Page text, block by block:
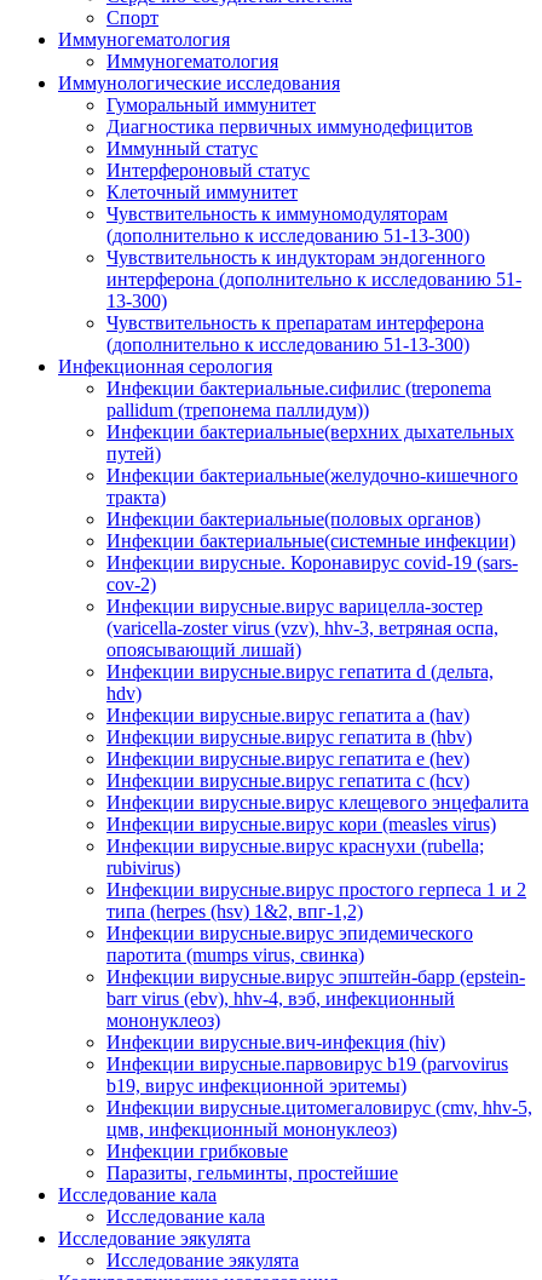
Спорт
Иммуногематология
Иммуногематология
Иммунологические исследования
Гуморальный иммунитет
Диагностика первичных иммунодефицитов
Иммунный статус
Интерфероновый статус
Клеточный иммунитет
Чувствительность к иммуномодуляторам
(дополнительно к исследованию 51-13-300)
Чувствительность к индукторам эндогенного
интерферона (дополнительно к исследованию 51-
13-300)
Чувствительность к препаратам интерферона
(дополнительно к исследованию 51-13-300)
Инфекционная серология
Инфекции бактериальные.сифилис (treponema
pallidum (трепонема паллидум))
Инфекции бактериальные(верхних дыхательных
путей)
Инфекции бактериальные(желудочно-кишечного
тракта)
Инфекции бактериальные(половых органов)
Инфекции бактериальные(системные инфекции)
Инфекции вирусные. Коронавирус covid-19 (sars-
cov-2)
Инфекции вирусные.вирус варицелла-зостер
(varicella-zoster virus (vzv), hhv-3, ветряная оспа,
опоясывающий лишай)
Инфекции вирусные.вирус гепатита d (дельта,
hdv)
Инфекции вирусные.вирус гепатита а (hav)
Инфекции вирусные.вирус гепатита в (hbv)
Инфекции вирусные.вирус гепатита е (hev)
Инфекции вирусные.вирус гепатита с (hcv)
Инфекции вирусные.вирус клещевого энцефалита
Инфекции вирусные.вирус кори (measles virus)
Инфекции вирусные.вирус краснухи (rubella;
rubivirus)
Инфекции вирусные.вирус простого герпеса 1 и 2
типа (herpes (hsv) 1&2, впг-1,2)
Инфекции вирусные.вирус эпидемического
паротита (mumps virus, свинка)
Инфекции вирусные.вирус эпштейн-барр (epstein-
barr virus (ebv), hhv-4, вэб, инфекционный
мононуклеоз)
Инфекции вирусные.вич-инфекция (hiv)
Инфекции вирусные.парвовирус b19 (parvovirus
b19, вирус инфекционной эритемы)
Инфекции вирусные.цитомегаловирус (cmv, hhv-5,
цмв, инфекционный мононуклеоз)
Инфекции грибковые
Паразиты, гельминты, простейшие
Исследование кала
Исследование кала
Исследование эякулята
Исследование эякулята